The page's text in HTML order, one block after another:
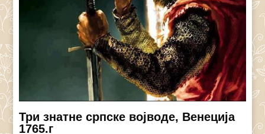
Три знатне српске војводе, Венеција
1765.г